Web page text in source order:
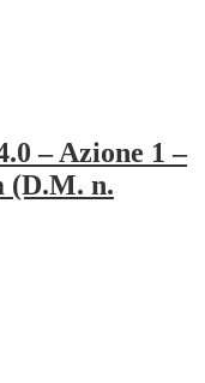
– Azione 1 –
(D.M. n.